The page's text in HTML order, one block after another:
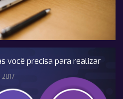
você precisa para realizar